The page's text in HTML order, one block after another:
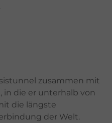
zusammen mit
die er unterhalb von
die längste
der Welt.